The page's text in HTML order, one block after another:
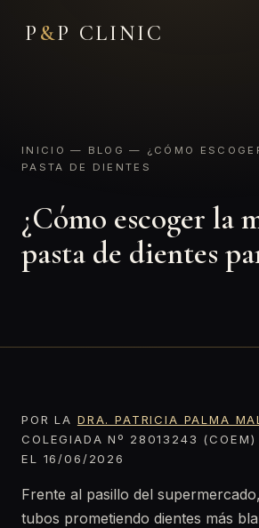
P &P CLINIC
INICIO — BLOG — ¿CÓMO
PASTA DE DIENTES
¿Cómo escoger la
pasta de dientes
POR LA DRA. PATRICIA PALMA
COLEGIADA Nº 28013243 (COEM)
EL 16/06/2026
Frente al pasillo del
tubos prometiendo dientes más